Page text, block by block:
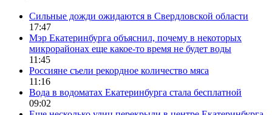
Сильные дожди ожидаются в Свердловской области
17:47
Мэр Екатеринбурга объяснил, почему в некоторых
микрорайонах еще какое-то время не будет воды
11:45
Россияне съели рекордное количество мяса
11:16
Вода в водоматах Екатеринбурга стала бесплатной
09:02